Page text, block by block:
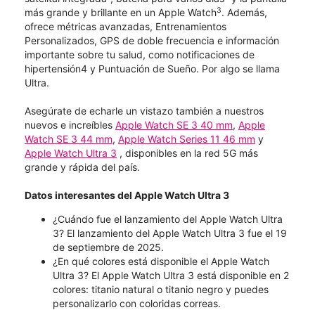
más grande y brillante en un Apple Watch3. Además,
ofrece métricas avanzadas, Entrenamientos
Personalizados, GPS de doble frecuencia e información
importante sobre tu salud, como notificaciones de
hipertensión4 y Puntuación de Sueño. Por algo se llama
Ultra.
Asegúrate de echarle un vistazo también a nuestros
nuevos e increíbles Apple Watch SE 3 40 mm, Apple
Watch SE 3 44 mm, Apple Watch Series 11 46 mm y
Apple Watch Ultra 3 , disponibles en la red 5G más
grande y rápida del país.
Datos interesantes del Apple Watch Ultra 3
¿Cuándo fue el lanzamiento del Apple Watch Ultra
3? El lanzamiento del Apple Watch Ultra 3 fue el 19
de septiembre de 2025.
¿En qué colores está disponible el Apple Watch
Ultra 3? El Apple Watch Ultra 3 está disponible en 2
colores: titanio natural o titanio negro y puedes
personalizarlo con coloridas correas.